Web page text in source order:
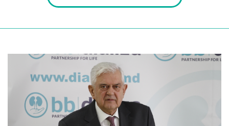
ALL FIELDS ARE REQUIRED.
Close Appointment form